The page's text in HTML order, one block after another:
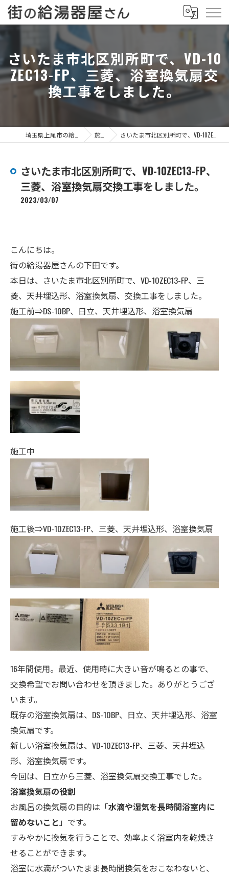
さいたま市北区別所町で、VD-10
ZEC13-FP、三菱、浴室換気扇交
換工事をしました。
施工事例 さいたま市北区別所町で、VD-10ZEC13-FP、三菱、浴室換気扇交換工事をしました。
さいたま市北区別所町で、VD-10ZEC13-FP、
三菱、浴室換気扇交換工事をしました。
2023/03/07
こんにちは。
街の給湯器屋さんの下田です。
本日は、さいたま市北区別所町で、VD-10ZEC13-FP、三
菱、天井埋込形、浴室換気扇、交換工事をしました。
施工前⇒DS-10BP、日立、天井埋込形、浴室換気扇
施工中
施工後⇒VD-10ZEC13-FP、三菱、天井埋込形、浴室換気扇
16年間使用。最近、使用時に大きい音が鳴るとの事で、
交換希望でお問い合わせを頂きました。ありがとうござ
います。
既存の浴室換気扇は、DS-10BP、日立、天井埋込形、浴室
換気扇です。
新しい浴室換気扇は、VD-10ZEC13-FP、三菱、天井埋込
形、浴室換気扇です。
今回は、日立から三菱、浴室換気扇交換工事でした。
浴室換気扇の役割
お風呂の換気扇の目的は「水滴や湿気を長時間浴室内に
留めないこと 」です。
すみやかに換気を行うことで、効率よく浴室内を乾燥さ
せることができます。
浴室に水滴がついたまま長時間換気をおこなわないと、